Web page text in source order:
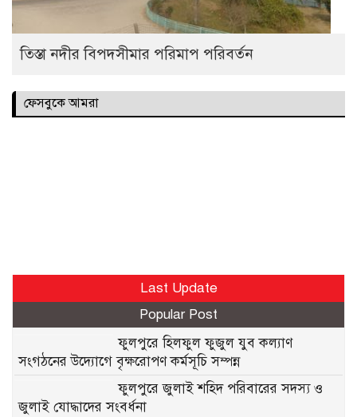
তিস্তা নদীর বিপদসীমার পরিমাপ পরিবর্তন
ফেসবুকে আমরা
Last Update
Popular Post
ফুলপুরে হিলফুল ফুজুল যুব কল্যাণ
সংগঠনের উদ্যোগে বৃক্ষরোপণ কর্মসূচি সম্পন্ন
ফুলপুরে জুলাই শহিদ পরিবারের সদস্য ও
জুলাই যোদ্ধাদের সংবর্ধনা